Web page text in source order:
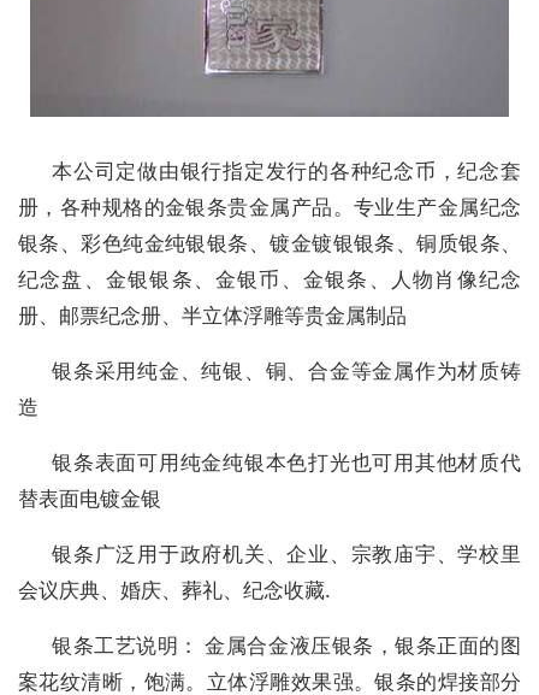
本公司定做由银行指定发行的各种纪念币，纪念套
册，各种规格的金银条贵金属产品。专业生产金属纪念
银条、彩色纯金纯银银条、镀金镀银银条、铜质银条、
纪念盘、金银银条、金银币、金银条、人物肖像纪念
册、邮票纪念册、半立体浮雕等贵金属制品
银条采用纯金、纯银、铜、合金等金属作为材质铸
造
银条表面可用纯金纯银本色打光也可用其他材质代
替表面电镀金银
银条广泛用于政府机关、企业、宗教庙宇、学校里
会议庆典、婚庆、葬礼、纪念收藏.
银条工艺说明： 金属合金液压银条，银条正面的图
案花纹清晰，饱满。立体浮雕效果强。银条的焊接部分